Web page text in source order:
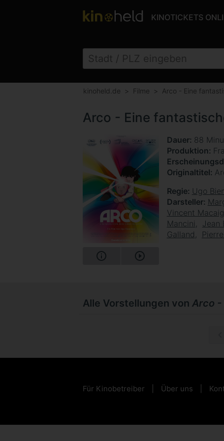
KINOTICKETS
kinoheld.de Filme Arco - Eine
Arco - Eine
Dauer 88
Produktion
Originaltitel
Regie Ugo
Darsteller
Vincent
Mancini
Jean
Galland
Alle Vorstellungen von Arco -
Für Kinobetreiber Über uns